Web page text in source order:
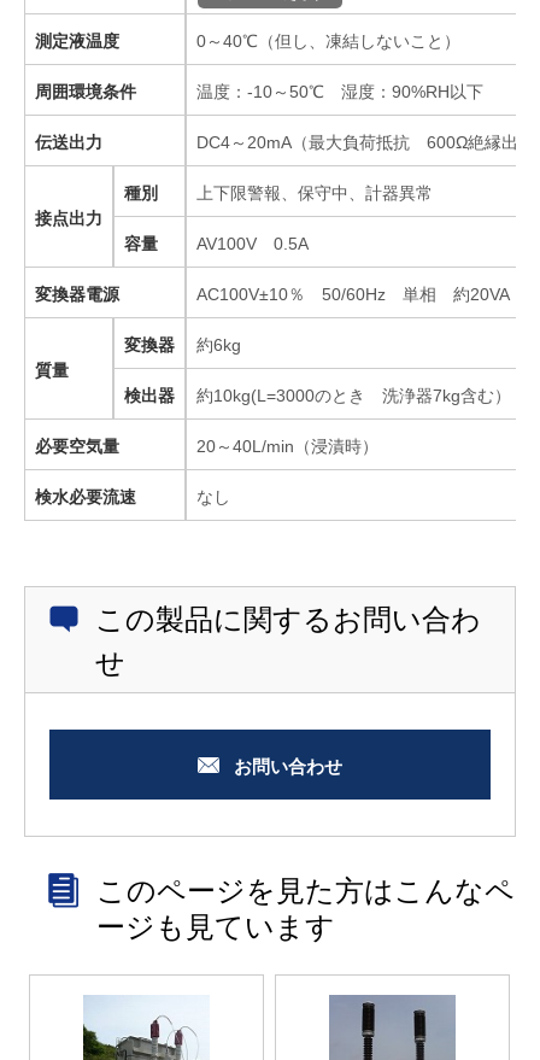
測定液温度 0～40℃（但し、凍結しないこと）
周囲環境条件 温度：-10～50℃ 湿度：90%RH以下
伝送出力 DC4～20mA（最大負荷抵抗 600Ω絶縁出力
接点出力
種別 上下限警報、保守中、計器異常
容量 AV100V 0.5A
変換器電源 AC100V±10％ 50/60Hz 単相 約20VA
質量
変換器 約6kg
検出器 約10kg(L=3000のとき 洗浄器7kg含む）
必要空気量 20～40L/min（浸漬時）
検水必要流速 なし
この製品に関するお問い合わ
せ
お問い合わせ
このページを見た方はこんなペ
ージも見ています